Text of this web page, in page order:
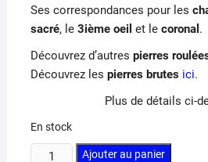
Ses correspondances pour les
sacré, le 3ième oeil et le coronal .
Découvrez d’autres pierres
Découvrez les pierres brutes ici.
Plus de détails ci-
En stock
quantité
Ajouter au panier